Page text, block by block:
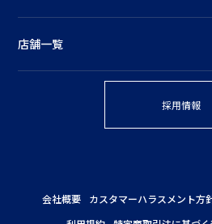
店舗一覧
採用情報
会社概要 カスタマーハラスメント方